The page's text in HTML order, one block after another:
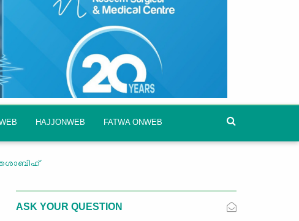
HAJJONWEB FATWA ONWEB
ASK YOUR QUESTION